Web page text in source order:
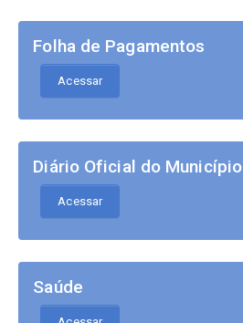
Folha de Pagamentos
Acessar
Diário Oficial do Município
Acessar
Saúde